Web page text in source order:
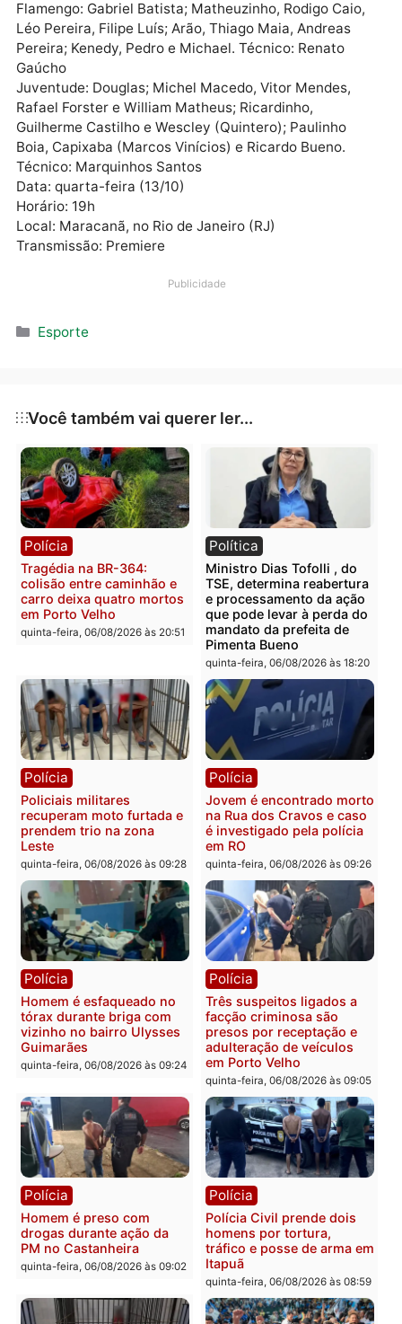
Confira mais detalhes sobre a partida abaixo:
Ficha técnica:
Escalações (prováveis):
Flamengo: Gabriel Batista; Matheuzinho, Rodigo
Léo Pereira, Filipe Luís; Arão, Thiago Maia, Andreas
Pereira; Kenedy, Pedro e Michael. Técnico: Renato
Gaúcho
Juventude: Douglas; Michel Macedo, Vitor Mendes,
Rafael Forster e William Matheus; Ricardinho,
Guilherme Castilho e Wescley (Quintero); Paulinho
Técnico: Marquinhos Santos
Horário: 19h
Publicidade
Categorias
Esporte
Você também vai querer ler...
Polícia
Tragédia na BR-364:
colisão entre caminhão e
carro deixa quatro mortos
em Porto Velho
quinta-feira, 06/08/2026 às 20:51
Política
Ministro Dias Tofolli , do
TSE, determina
e processamento da
que pode levar à perda
mandato da prefeita de
Pimenta Bueno
quinta-feira, 06/08/2026 às
Polícia
Policiais militares
recuperam moto furtada e
prendem trio na zona
Leste
quinta-feira, 06/08/2026 às 09:28
Polícia
Jovem é encontrado
na Rua dos Cravos e
é investigado pela
em RO
quinta-feira, 06/08/2026 às
Polícia
Homem é esfaqueado no
tórax durante briga com
vizinho no bairro Ulysses
Guimarães
quinta-feira, 06/08/2026 às 09:24
Polícia
Três suspeitos ligados a
facção criminosa são
presos por receptação e
adulteração de veículos
em Porto Velho
quinta-feira, 06/08/2026 às